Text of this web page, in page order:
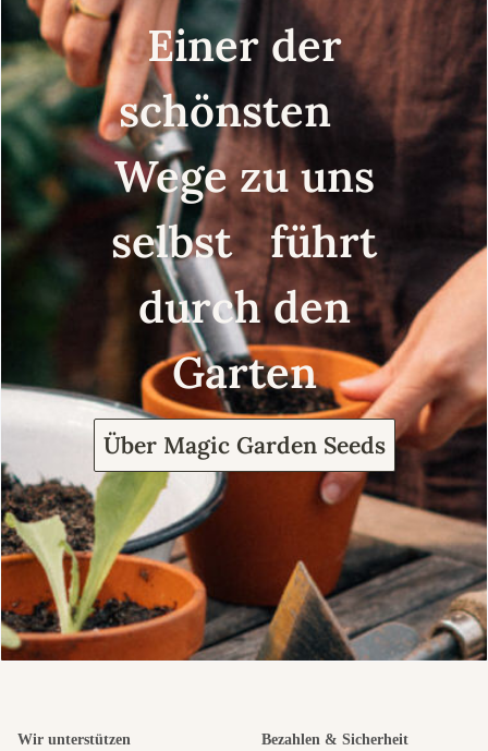
Einer der
schönsten
Wege zu uns
selbst führt
durch den
Garten
Über Magic Garden Seeds
Wir unterstützen Bezahlen & Sicherheit